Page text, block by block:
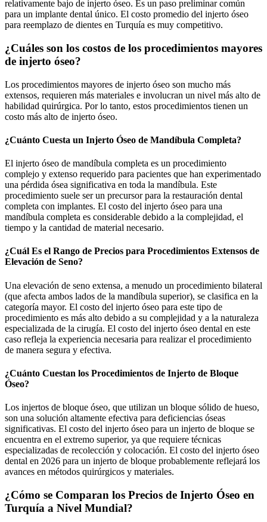
relativamente bajo de injerto óseo. Es un paso preliminar común
para un implante dental único. El costo promedio del injerto óseo
para reemplazo de dientes en Turquía es muy competitivo.
¿Cuáles son los costos de los procedimientos mayores
de injerto óseo?
Los procedimientos mayores de injerto óseo son mucho más
extensos, requieren más materiales e involucran un nivel más alto de
habilidad quirúrgica. Por lo tanto, estos procedimientos tienen un
costo más alto de injerto óseo.
¿Cuánto Cuesta un Injerto Óseo de Mandíbula Completa?
El injerto óseo de mandíbula completa es un procedimiento
complejo y extenso requerido para pacientes que han experimentado
una pérdida ósea significativa en toda la mandíbula. Este
procedimiento suele ser un precursor para la restauración dental
completa con implantes. El costo del injerto óseo para una
mandíbula completa es considerable debido a la complejidad, el
tiempo y la cantidad de material necesario.
¿Cuál Es el Rango de Precios para Procedimientos Extensos de
Elevación de Seno?
Una elevación de seno extensa, a menudo un procedimiento bilateral
(que afecta ambos lados de la mandíbula superior), se clasifica en la
categoría mayor. El costo del injerto óseo para este tipo de
procedimiento es más alto debido a su complejidad y a la naturaleza
especializada de la cirugía. El costo del injerto óseo dental en este
caso refleja la experiencia necesaria para realizar el procedimiento
de manera segura y efectiva.
¿Cuánto Cuestan los Procedimientos de Injerto de Bloque
Óseo?
Los injertos de bloque óseo, que utilizan un bloque sólido de hueso,
son una solución altamente efectiva para deficiencias óseas
significativas. El costo del injerto óseo para un injerto de bloque se
encuentra en el extremo superior, ya que requiere técnicas
especializadas de recolección y colocación. El costo del injerto óseo
dental en 2026 para un injerto de bloque probablemente reflejará los
avances en métodos quirúrgicos y materiales.
¿Cómo se Comparan los Precios de Injerto Óseo en
Turquía a Nivel Mundial?